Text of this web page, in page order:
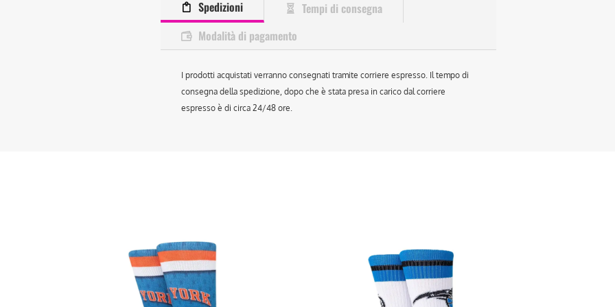
Spedizioni
Tempi di consegna
Modalità di pagamento
I prodotti acquistati verranno consegnati tramite corriere espresso. Il tempo di
consegna della spedizione, dopo che è stata presa in carico dal corriere
espresso è di circa 24/48 ore.